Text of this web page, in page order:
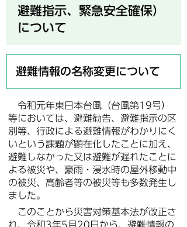
避難指示、緊急安全確保）
について
避難情報の名称変更について
令和元年東日本台風（台風第19号）
等においては、避難勧告、避難指示の区
別等、行政による避難情報がわかりにく
いという課題が顕在化したことに加え、
避難しなかった又は避難が遅れたことに
よる被災や、豪雨・浸水時の屋外移動中
の被災、高齢者等の被災等も多数発生し
ました。
このことから災害対策基本法が改正さ
れ、令和3年5月20日から、避難情報の